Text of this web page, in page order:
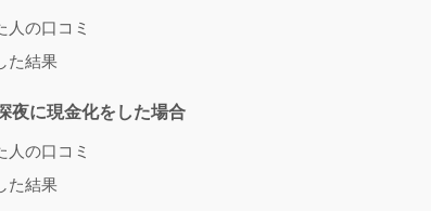
人の口コミ
た結果
夜に現金化をした場合
人の口コミ
た結果